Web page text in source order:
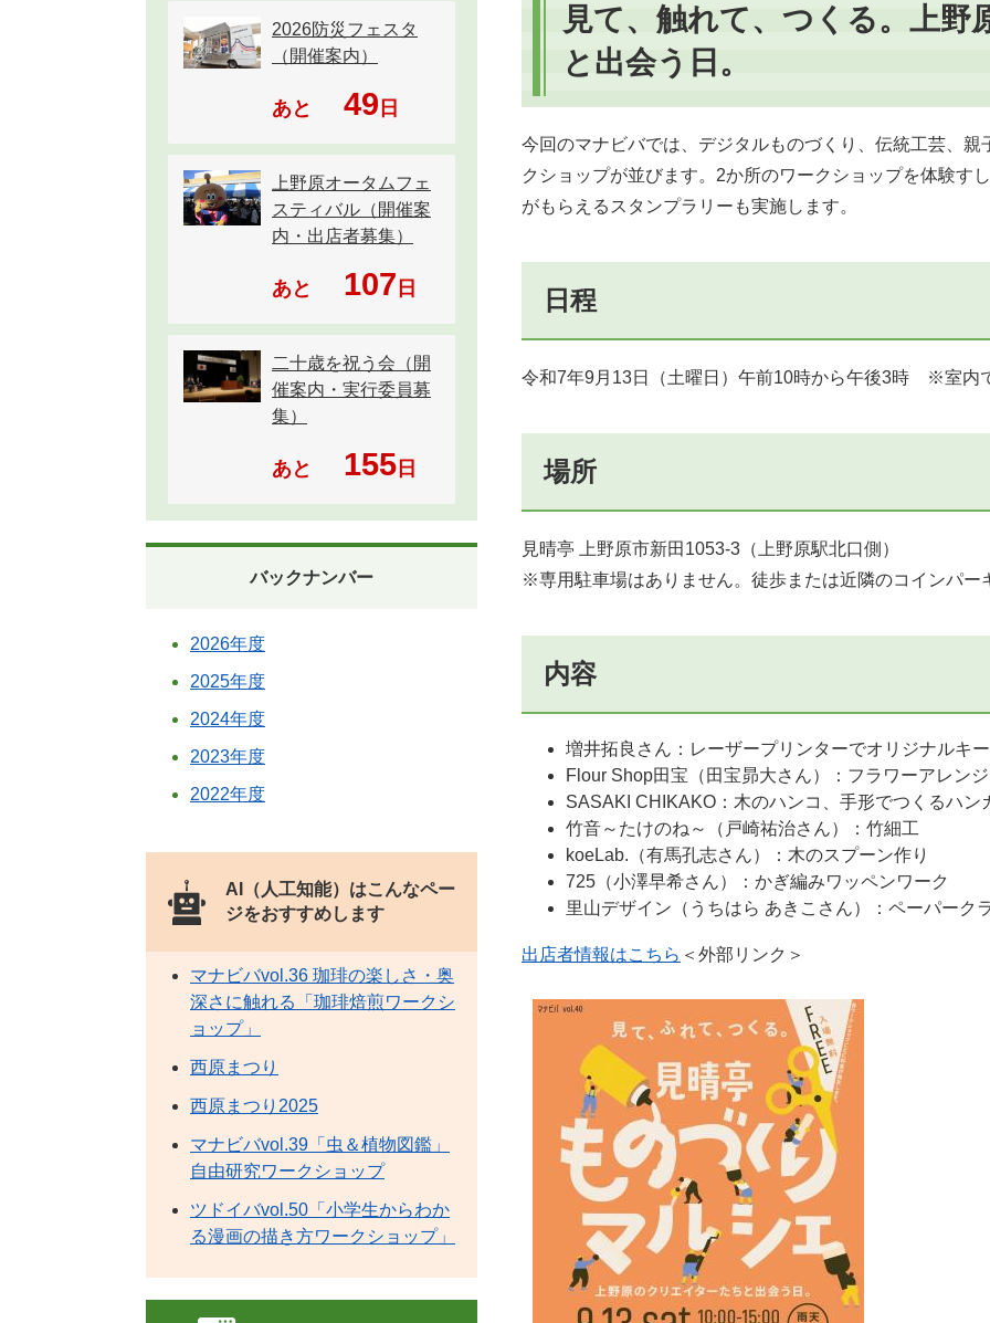
見て、触れて、つくる。上野
と出会う日。
今回のマナビバでは、デジタルものづくり、伝統工芸、
クショップが並びます。2か所のワークショップを体験す
がもらえるスタンプラリーも実施します。
日程
令和7年9月13日（土曜日）午前10時から午後3時 ※室内
場所
見晴亭 上野原市新田1053-3（上野原駅北口側）
※専用駐車場はありません。徒歩または近隣のコインパー
内容
増井拓良さん：レーザープリンターでオリジナルキ
Flour Shop田宝（田宝昴大さん）：フラワーアレン
SASAKI CHIKAKO：木のハンコ、手形でつくるハン
竹音～たけのね～（戸崎祐治さん）：竹細工
koeLab.（有馬孔志さん）：木のスプーン作り
725（小澤早希さん）：かぎ編みワッペンワーク
里山デザイン（うちはら あきこさん）：ペーパーク
出店者情報はこちら ＜外部リンク＞
2026防災フェスタ
（開催案内）
あと 49 日
上野原オータムフェ
スティバル（開催案
内・出店者募集）
あと 107 日
二十歳を祝う会（開
催案内・実行委員募
集）
あと 155日
バックナンバー
2026年度
2025年度
2024年度
2023年度
2022年度
AI（人工知能）はこんなペー
ジをおすすめします
マナビバvol.36 珈琲の楽しさ・奥
深さに触れる「珈琲焙煎ワークシ
ョップ」
西原まつり
西原まつり2025
マナビバvol.39「虫＆植物図鑑」
自由研究ワークショップ
ツドイバvol.50「小学生からわか
る漫画の描き方ワークショップ」